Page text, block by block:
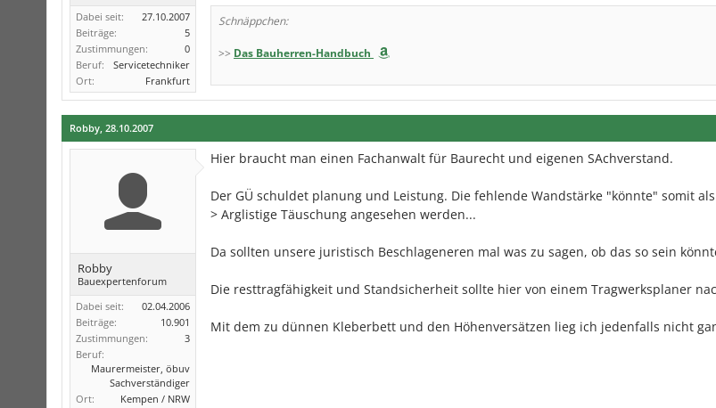
Dabei seit:
27.10.2007
Beiträge:
5
Zustimmungen:
0
Beruf:
Servicetechniker
Ort:
Frankfurt
Schnäppchen:
>> Das Bauherren-Handbuch
Robby, 28.10.2007
Robby
Bauexpertenforum
Dabei seit:
02.04.2006
Beiträge:
10.901
Zustimmungen:
3
Beruf:
Maurermeister, öbuv
Sachverständiger
Ort:
Kempen / NRW
Hier braucht man einen Fachanwalt für Baurecht und eigenen SAchverstand.
Der GÜ schuldet planung und Leistung. Die fehlende Wandstärke "könnte" somit
> Arglistige Täuschung angesehen werden...
Da sollten unsere juristisch Beschlageneren mal was zu sagen, ob das so sein
Die resttragfähigkeit und Standsicherheit sollte hier von einem Tragwerksplaner
Mit dem zu dünnen Kleberbett und den Höhenversätzen lieg ich jedenfalls nicht